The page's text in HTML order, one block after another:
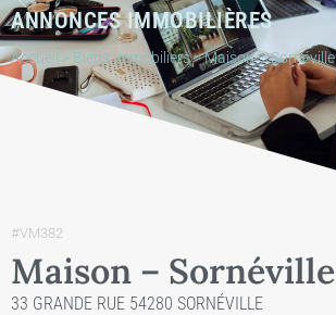
ANNONCES IMMOBILIÈRES
Accueil > Biens immobiliers>Maison – Sornéville
#VM382
Maison – Sornéville
33 GRANDE RUE 54280 SORNÉVILLE